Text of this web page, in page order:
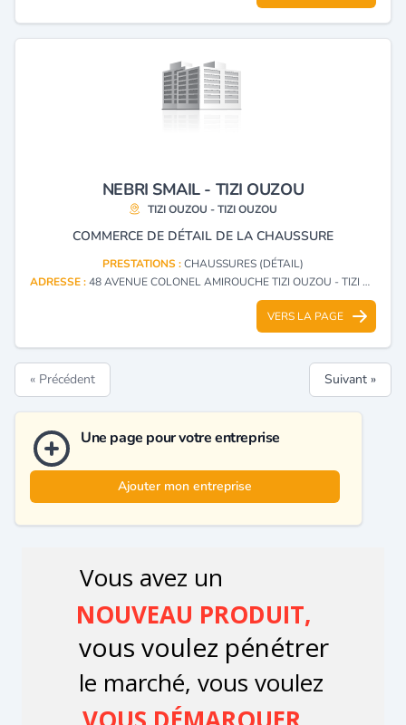
NEBRI SMAIL - TIZI OUZOU
TIZI OUZOU - TIZI OUZOU
COMMERCE DE DÉTAIL DE LA CHAUSSURE
PRESTATIONS :CHAUSSURES (DÉTAIL)
ADRESSE :48 AVENUE COLONEL AMIROUCHE TIZI OUZOU - TIZI OUZOU
VERS LA PAGE
« Précédent Suivant »
Une page pour votre entreprise
Ajouter mon entreprise